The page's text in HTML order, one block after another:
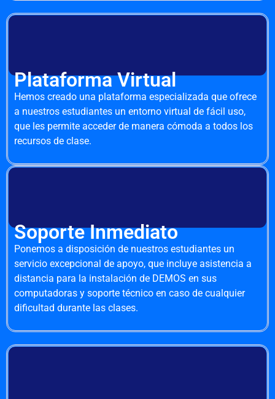
Plataforma Virtual
Hemos creado una plataforma especializada que ofrece
a nuestros estudiantes un entorno virtual de fácil uso,
que les permite acceder de manera cómoda a todos los
recursos de clase.
Soporte Inmediato
Ponemos a disposición de nuestros estudiantes un
servicio excepcional de apoyo, que incluye asistencia a
distancia para la instalación de DEMOS en sus
computadoras y soporte técnico en caso de cualquier
dificultad durante las clases.